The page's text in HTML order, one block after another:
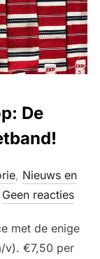
De
, Nieuws en
Geen reacties
met de enige
v). €7,50 per